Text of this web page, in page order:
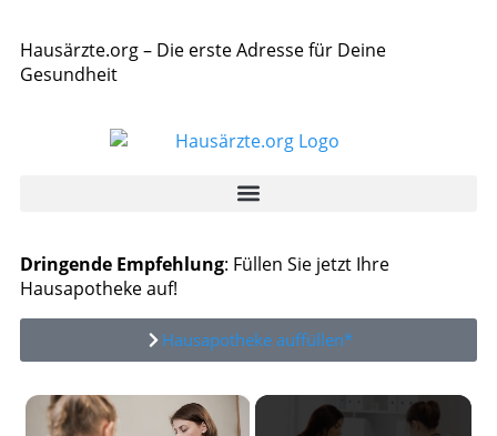
Hausärzte.org – Die erste Adresse für Deine
Gesundheit
Dringende Empfehlung: Füllen Sie jetzt Ihre
Hausapotheke auf!
Hausapotheke auffüllen*
×